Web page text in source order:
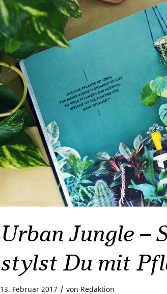
Urban Jungle –
stylst Du mit
13. Februar 2017 / von Redaktion